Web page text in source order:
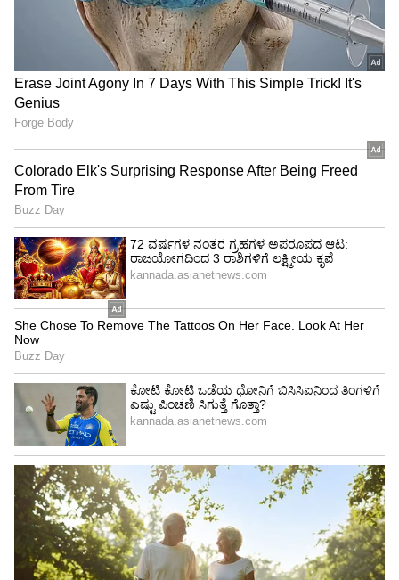
ನಿಮ್ಮ ಕಣ್ಣು ಹೀಗಿದೆಯಾ..ಕೆಲವರಿಗೆ ಅದೃಷ್ಟವೋ
ಅದೃಷ್ಟ, ಮತ್ತೆ ಕೆಲವರಿಗೆ ದುರಾದೃಷ್ಟ
3
6
Image Credit :Getty
ಸೀನನ್ನು ತಡೆಯುವುದು ಸರಿನಾ ಅಥವಾ ತಪ್ಪಾ?
ವೈದ್ಯರ ಪ್ರಕಾರ, ಸೀನನ್ನು ಬಲವಂತವಾಗಿ ತಡೆಯುವುದು
ಸರಿಯಲ್ಲ. ಸೀನನ್ನು ತಡೆದರೆ ಮೂಗು ಮತ್ತು ಕಿವಿಯೊಳಗೆ
ಒತ್ತಡ ಹೆಚ್ಚಾಗಬಹುದು. ಇದರಿಂದ ಕಿವಿಯ ಡ್ರಮ್, ಸೈನಸ್
ಅಥವಾ ಗಂಟಲಿನ ಮೇಲೆ ಪರಿಣಾಮ ಬೀರಬಹುದು. ಸೀನು
ಬಂದಾಗ ಅದನ್ನು ತಡೆಯುವ ಬದಲು ಕರವಸ್ತ್ರ ಅಥವಾ
ಮೊಣಕೈಯಿಂದ ಮೂಗು-ಬಾಯಿಯನ್ನು ಮುಚ್ಚಿಕೊಳ್ಳಬೇಕು.